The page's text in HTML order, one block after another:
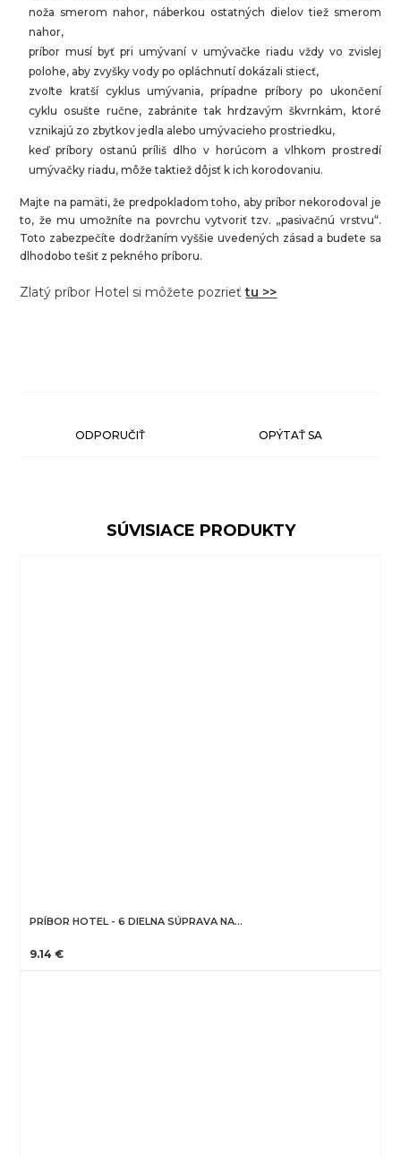
noža smerom nahor, náberkou ostatných dielov tiež smerom
nahor,
príbor musí byť pri umývaní v umývačke riadu vždy vo zvislej
polohe, aby zvyšky vody po opláchnutí dokázali stiecť,
zvoľte kratší cyklus umývania, prípadne príbory po ukončení
cyklu osušte ručne, zabránite tak hrdzavým škvrnkám, ktoré
vznikajú zo zbytkov jedla alebo umývacieho prostriedku,
keď príbory ostanú príliš dlho v horúcom a vlhkom prostredí
umývačky riadu, môže taktiež dôjsť k ich korodovaniu.
Majte na pamäti, že predpokladom toho, aby príbor nekorodoval je
to, že mu umožníte na povrchu vytvoriť tzv. „pasivačnú vrstvu“.
Toto zabezpečíte dodržaním vyššie uvedených zásad a budete sa
dlhodobo tešiť z pekného príboru.
Zlatý príbor Hotel si môžete pozrieťtu >>
ODPORUČIŤ OPÝTAŤ SA
SÚVISIACE PRODUKTY
PRÍBOR HOTEL - 6 DIELNA SÚPRAVA NA…
9.14 €